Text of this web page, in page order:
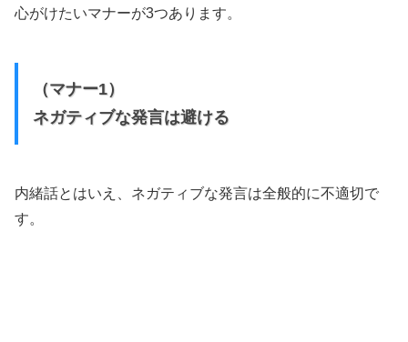
心がけたいマナーが3つあります。
（マナー1）
ネガティブな発言は避ける
内緒話とはいえ、ネガティブな発言は全般的に不適切で
す。